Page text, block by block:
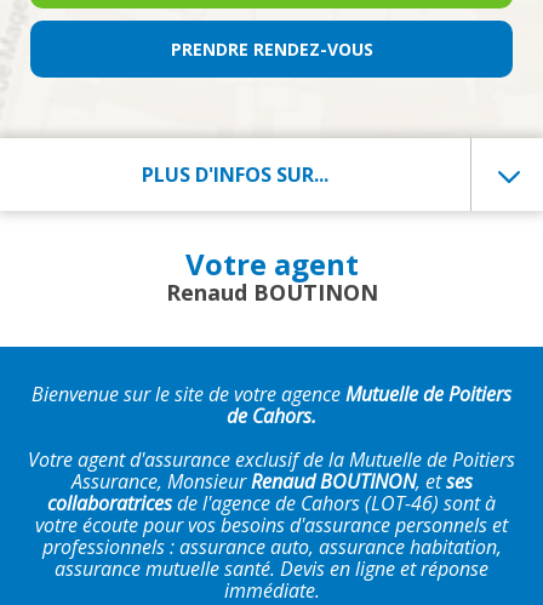
PRENDRE RENDEZ-VOUS
PLUS D'INFOS SUR...
Votre agent
Renaud BOUTINON
Bienvenue sur le site de votre agenceMutuelle de Poitiers
de Cahors.
Votre agent d'assurance exclusif de la Mutuelle de Poitiers
Assurance, MonsieurRenaud BOUTINON, etses
collaboratricesde l'agence de Cahors (LOT-46) sont à
votre écoute pour vos besoins d'assurance personnels et
professionnels : assurance auto, assurance habitation,
assurance mutuelle santé. Devis en ligne et réponse
immédiate.